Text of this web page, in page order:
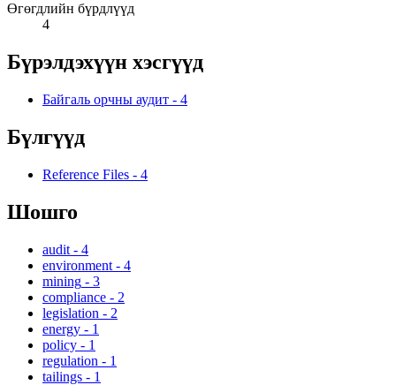
Өгөгдлийн бүрдлүүд
4
Бүрэлдэхүүн хэсгүүд
Байгаль орчны аудит - 4
Бүлгүүд
Reference Files - 4
Шошго
audit - 4
environment - 4
mining - 3
compliance - 2
legislation - 2
energy - 1
policy - 1
regulation - 1
tailings - 1